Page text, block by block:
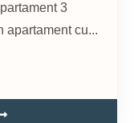
3
apartament cu...